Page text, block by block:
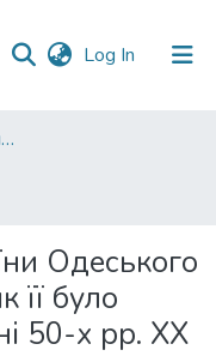
Log In (current)
Наукові видання ОНУ імені І. І. Мечникова
Одеського
її було
50-х pp. XX